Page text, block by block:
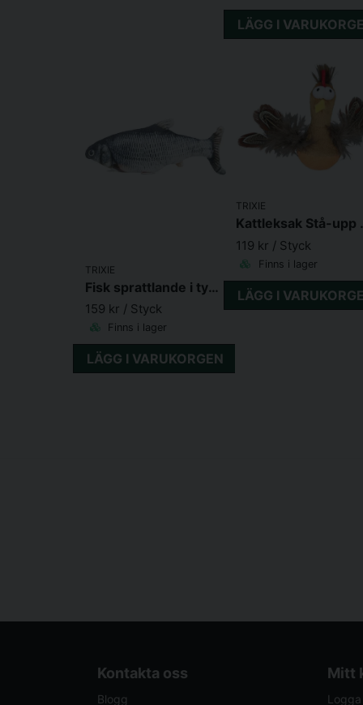
LÄGG I
TRIXIE
Fisk sprattlande i tyg med kattmynta 30 cm USB-laddad
159 kr / Styck
Finns i lager
LÄGG I VARUKORGEN
TRIXIE
Kattleksak
119 kr / Styck
Finns i lager
LÄGG I
Kontakta oss
Blogg
Mitt
Logga